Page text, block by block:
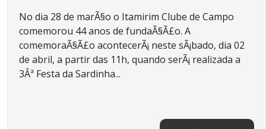
No dia 28 de marÃ§o o Itamirim Clube de Campo
comemorou 44 anos de fundaÃ§Ã£o. A
comemoraÃ§Ã£o acontecerÃ¡ neste sÃ¡bado, dia 02
de abril, a partir das 11h, quando serÃ¡ realizada a
3Âª Festa da Sardinha...